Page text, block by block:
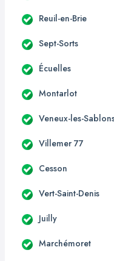
Reuil-en-Brie
Sept-Sorts
Écuelles
Montarlot
Veneux-les-
Villemer 77
Cesson
Vert-Saint-Denis
Juilly
Marchémoret